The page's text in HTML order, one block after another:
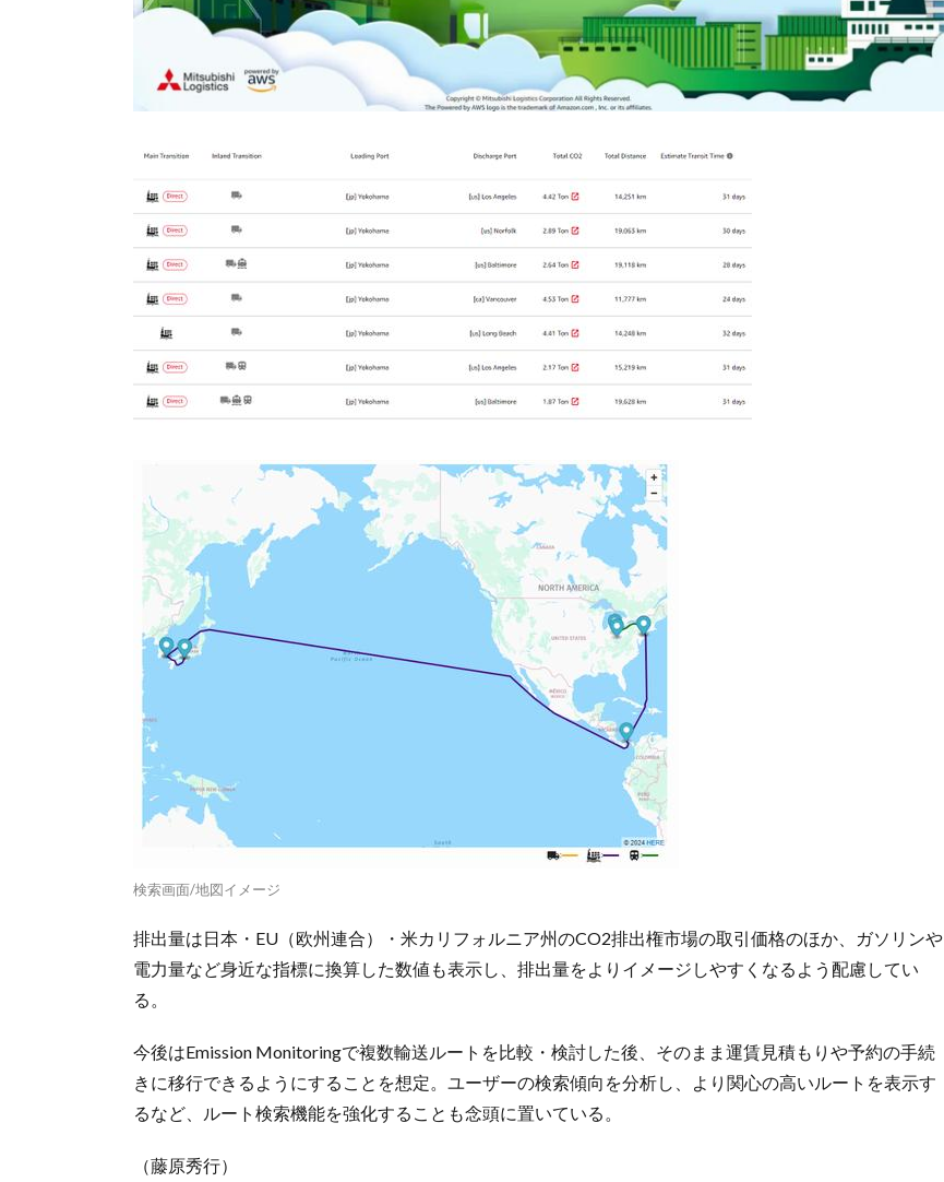
検索画面/地図イメージ
排出量は日本・EU（欧州連合）・米カリフォルニア州のCO2排出権市場の取引価格のほか、ガソリンや
電力量など身近な指標に換算した数値も表示し、排出量をよりイメージしやすくなるよう配慮してい
る。
今後はEmission Monitoringで複数輸送ルートを比較・検討した後、そのまま運賃見積もりや予約の手続
きに移行できるようにすることを想定。ユーザーの検索傾向を分析し、より関心の高いルートを表示す
るなど、ルート検索機能を強化することも念頭に置いている。
（藤原秀行）